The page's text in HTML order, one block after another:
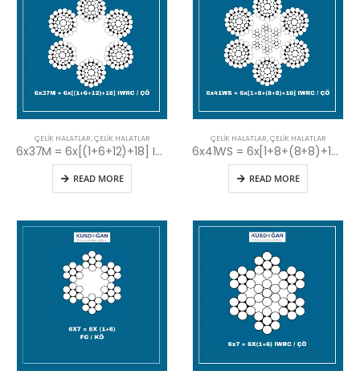
ÇELIK HALATLAR,ÇELIK HALATLAR
6x37M = 6x[(1+6+12)+18] IWRC / ÇÖ
READ MORE
ÇELIK HALATLAR,ÇELIK HALATLAR
6x41WS = 6x[1+8+(8+8)+16] IWRC / ÇÖ
READ MORE